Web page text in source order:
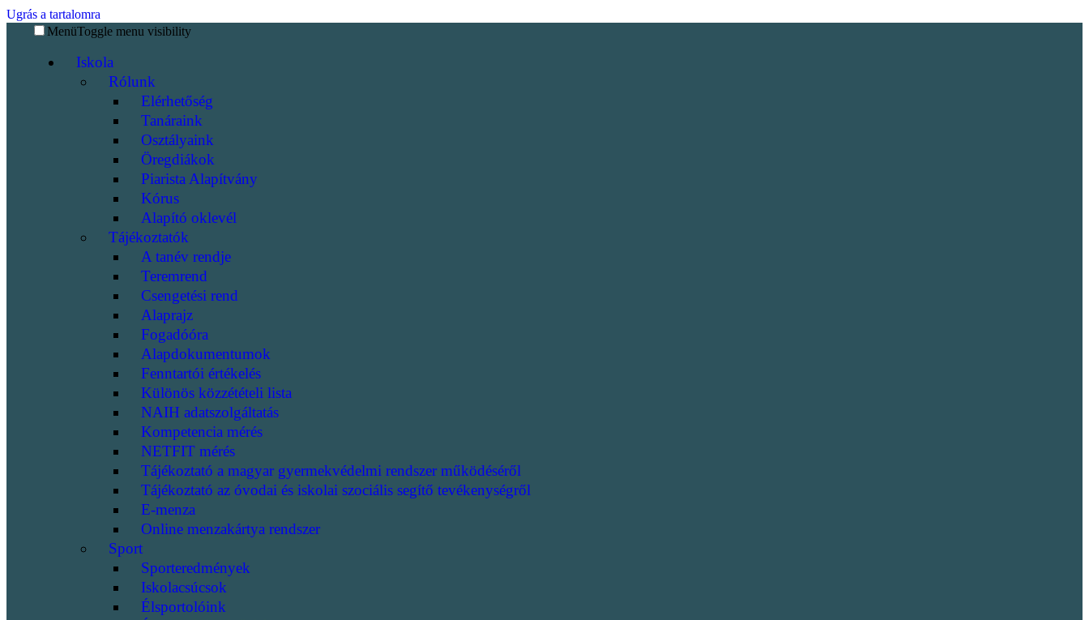
Ugrás a tartalomra
MenüToggle menu visibility
Iskola
Rólunk
Elérhetőség
Tanáraink
Osztályaink
Öregdiákok
Piarista Alapítvány
Kórus
Alapító oklevél
Tájékoztatók
A tanév rendje
Teremrend
Csengetési rend
Alaprajz
Fogadóóra
Alapdokumentumok
Fenntartói értékelés
Különös közzétételi lista
NAIH adatszolgáltatás
Kompetencia mérés
NETFIT mérés
Tájékoztató a magyar gyermekvédelmi rendszer működéséről
Tájékoztató az óvodai és iskolai szociális segítő tevékenységről
E-menza
Online menzakártya rendszer
Sport
Sporteredmények
Iskolacsúcsok
Élsportolóink